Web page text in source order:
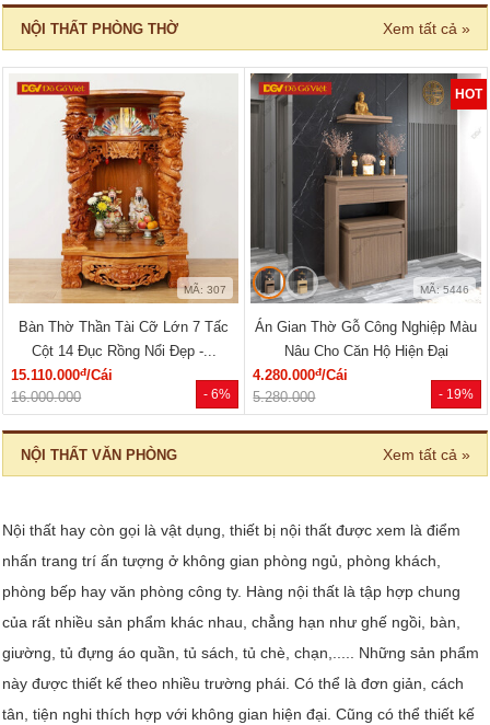
NỘI THẤT PHÒNG THỜ Xem tất cả »
- 6%
MÃ: 307
Bàn Thờ Thần Tài Cỡ Lớn 7 Tấc
Cột 14 Đục Rồng Nổi Đẹp -...
15.110.000đ/Cái
16.000.000
- 19%
HOT
MÃ: 5446
Án Gian Thờ Gỗ Công Nghiệp Màu
Nâu Cho Căn Hộ Hiện Đại
4.280.000đ/Cái
5.280.000
NỘI THẤT VĂN PHÒNG Xem tất cả »
Nội thất hay còn gọi là vật dụng, thiết bị nội thất được xem là điểm
nhấn trang trí ấn tượng ở không gian phòng ngủ, phòng khách,
phòng bếp hay văn phòng công ty. Hàng nội thất là tập hợp chung
của rất nhiều sản phẩm khác nhau, chẳng hạn như ghế ngồi, bàn,
giường, tủ đựng áo quần, tủ sách, tủ chè, chạn,..... Những sản phẩm
này được thiết kế theo nhiều trường phái. Có thể là đơn giản, cách
tân, tiện nghi thích hợp với không gian hiện đại. Cũng có thể thiết kế